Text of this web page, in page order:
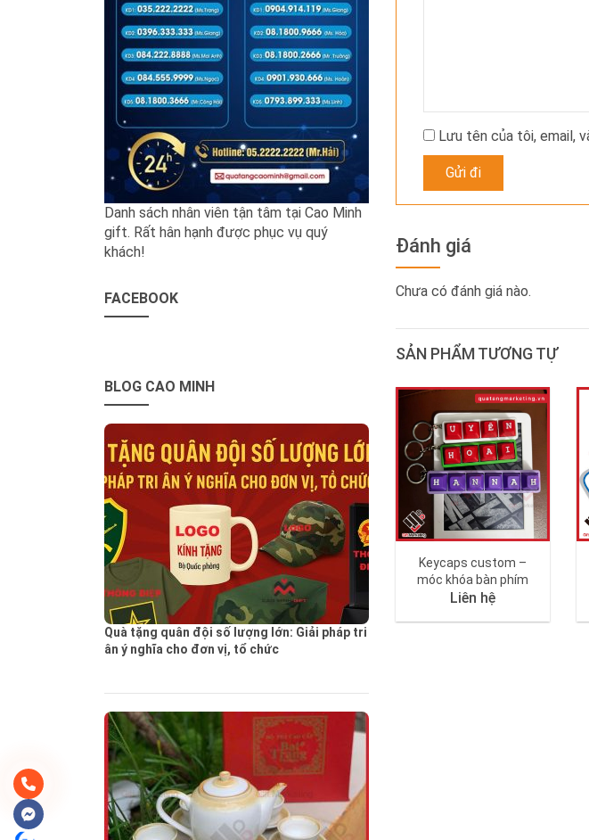
Lưu tên của tôi, email,
Đánh giá
Chưa có đánh giá nào.
SẢN PHẨM TƯƠNG TỰ
Keycaps custom –
móc khóa bàn phím
Liên hệ
Danh sách nhân viên tận tâm tại Cao Minh
gift. Rất hân hạnh được phục vụ quý
khách!
FACEBOOK
BLOG CAO MINH
Quà tặng quân đội số lượng lớn: Giải pháp tri
ân ý nghĩa cho đơn vị, tổ chức